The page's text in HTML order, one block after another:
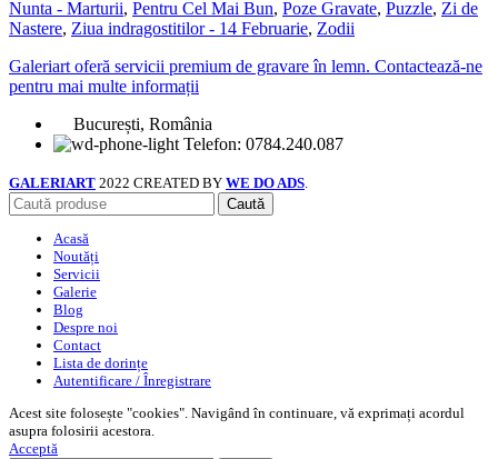
Nunta - Marturii, Pentru Cel Mai Bun, Poze Gravate, Puzzle, Zi de
Nastere, Ziua indragostitilor - 14 Februarie, Zodii
Galeriart oferă servicii premium de gravare în lemn. Contactează-ne
pentru mai multe informații
București, România
Telefon: 0784.240.087
GALERIART 2022 CREATED BY WE DO ADS
Caută
Acasă
Noutăți
Servicii
Galerie
Blog
Despre noi
Contact
Lista de dorințe
Autentificare / Înregistrare
Acest site folosește "cookies". Navigând în continuare, vă exprimați acordul
asupra folosirii acestora.
Acceptă